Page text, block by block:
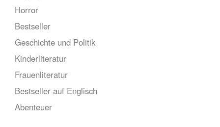
Horror
Bestseller
Geschichte und Politik
Kinderliteratur
Frauenliteratur
Bestseller auf Englisch
Abenteuer